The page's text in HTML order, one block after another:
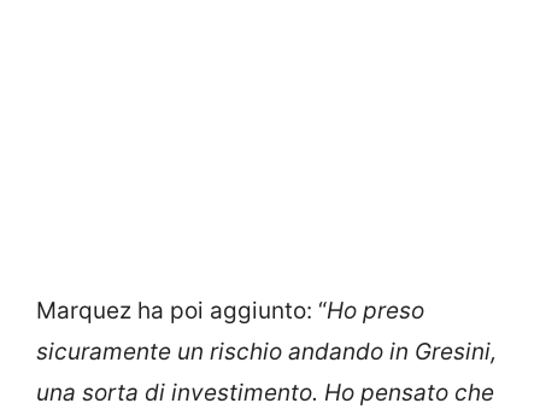
Marquez ha poi aggiunto: “Ho preso
sicuramente un rischio andando in Gresini,
una sorta di investimento. Ho pensato che